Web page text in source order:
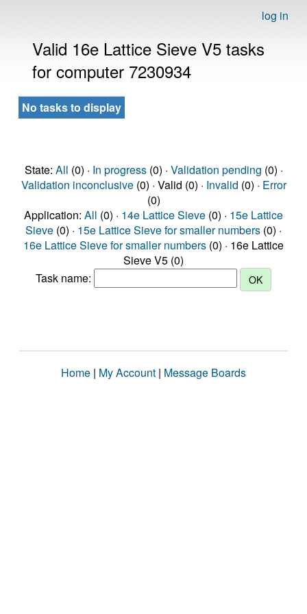
log in
Valid 16e Lattice Sieve V5 tasks
for computer 7230934
No tasks to display
State: All (0) · In progress(0) · Validation pending (0) ·
Validation inconclusive(0) · Valid (0) · Invalid (0) · Error
(0)
Application: All (0) · 14e Lattice Sieve (0) · 15e Lattice
Sieve (0) · 15e Lattice Sieve for smaller numbers (0) ·
16e Lattice Sieve for smaller numbers (0) · 16e Lattice
Sieve V5 (0)
Task name:
Home | My Account | Message Boards